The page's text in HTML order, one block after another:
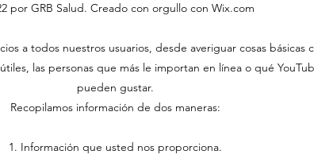
por GRB Salud. Creado con orgullo con Wix.com
a todos nuestros usuarios, desde averiguar cosas básicas
las personas que más le importan en línea o qué
pueden gustar.
Recopilamos información de dos maneras:
1. Información que usted nos proporciona.